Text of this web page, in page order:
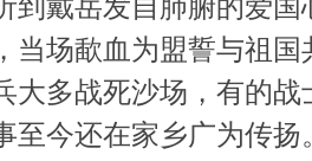
到戴岳发自肺腑的爱
当场歃血为盟誓与祖
大多战死沙场，有的
至今还在家乡广为传扬